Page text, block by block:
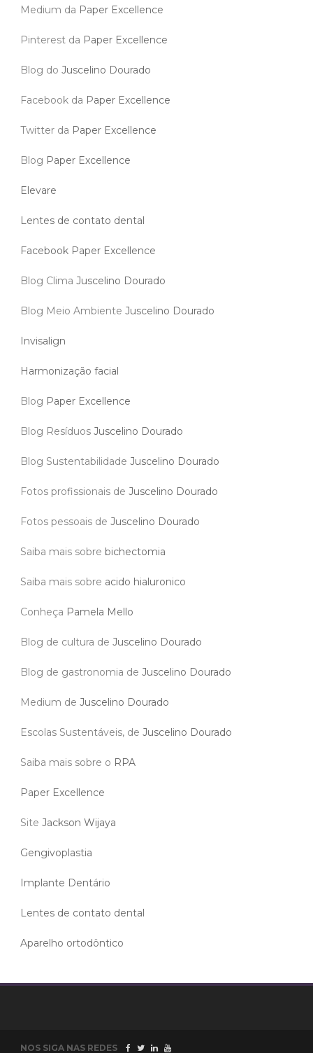
Medium da Paper Excellence
Pinterest da Paper Excellence
Blog do Juscelino Dourado
Facebook da Paper Excellence
Twitter da Paper Excellence
Blog Paper Excellence
Elevare
Lentes de contato dental
Facebook Paper Excellence
Blog Clima Juscelino Dourado
Blog Meio Ambiente Juscelino Dourado
Invisalign
Harmonização facial
Blog Paper Excellence
Blog Resíduos Juscelino Dourado
Blog Sustentabilidade Juscelino Dourado
Fotos profissionais de Juscelino Dourado
Fotos pessoais de Juscelino Dourado
Saiba mais sobre bichectomia
Saiba mais sobre acido hialuronico
Conheça Pamela Mello
Blog de cultura de Juscelino Dourado
Blog de gastronomia de Juscelino Dourado
Medium de Juscelino Dourado
Escolas Sustentáveis, de Juscelino Dourado
Saiba mais sobre o RPA
Paper Excellence
Site Jackson Wijaya
Gengivoplastia
Implante Dentário
Lentes de contato dental
Aparelho ortodôntico
NOS SIGA NAS REDES